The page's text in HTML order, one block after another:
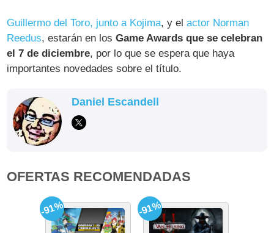
Guillermo del Toro, junto a Kojima, y elactor Norman
Reedus, estarán en losGame Awards que se celebran
el 7 de diciembre, por lo que se espera que haya
importantes novedades sobre el título.
Daniel Escandell
OFERTAS RECOMENDADAS
-91% -91%